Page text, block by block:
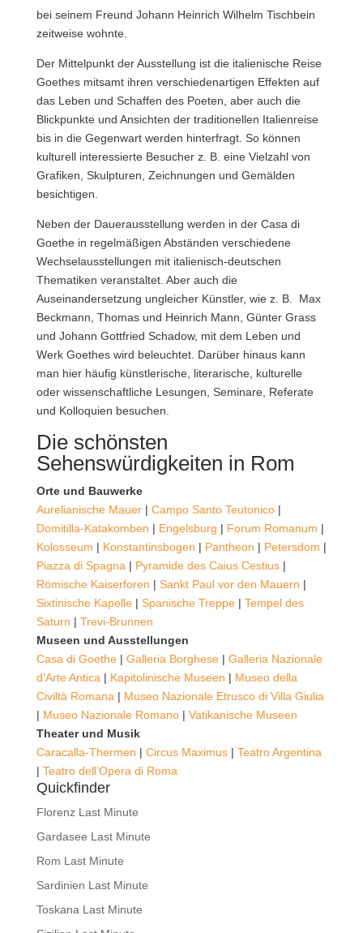
bei seinem Freund Johann Heinrich Wilhelm Tischbein
zeitweise wohnte.
Der Mittelpunkt der Ausstellung ist die italienische Reise
Goethes mitsamt ihren verschiedenartigen Effekten auf
das Leben und Schaffen des Poeten, aber auch die
Blickpunkte und Ansichten der traditionellen Italienreise
bis in die Gegenwart werden hinterfragt. So können
kulturell interessierte Besucher z. B. eine Vielzahl von
Grafiken, Skulpturen, Zeichnungen und Gemälden
besichtigen.
Neben der Dauerausstellung werden in der Casa di
Goethe in regelmäßigen Abständen verschiedene
Wechselausstellungen mit italienisch-deutschen
Thematiken veranstaltet. Aber auch die
Auseinandersetzung ungleicher Künstler, wie z. B. Max
Beckmann, Thomas und Heinrich Mann, Günter Grass
und Johann Gottfried Schadow, mit dem Leben und
Werk Goethes wird beleuchtet. Darüber hinaus kann
man hier häufig künstlerische, literarische, kulturelle
oder wissenschaftliche Lesungen, Seminare, Referate
und Kolloquien besuchen.
Die schönsten
Sehenswürdigkeiten in Rom
Orte und Bauwerke
Aurelianische Mauer| Campo Santo Teutonico|
Domitilla-Katakomben | Engelsburg | Forum Romanum |
Kolosseum | Konstantinsbogen | Pantheon | Petersdom |
Piazza di Spagna | Pyramide des Caius Cestius|
Römische Kaiserforen | Sankt Paul vor den Mauern |
Sixtinische Kapelle| Spanische Treppe| Tempel des
Saturn | Trevi-Brunnen
Museen und Ausstellungen
Casa di Goethe| Galleria Borghese| Galleria Nazionale
d’Arte Antica | Kapitolinische Museen | Museo della
Civiltà Romana | Museo Nazionale Etrusco di Villa Giulia
| Museo Nazionale Romano| Vatikanische Museen
Theater und Musik
Caracalla-Thermen | Circus Maximus| Teatro Argentina
| Teatro dell’Opera di Roma
Quickfinder
Florenz Last Minute
Gardasee Last Minute
Rom Last Minute
Sardinien Last Minute
Toskana Last Minute